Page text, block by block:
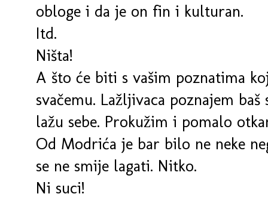
obloge i da je on fin i kulturan.
Itd.
Ništa!
A što će biti s vašim poznatima
svačemu. Lažljivaca poznajem
lažu sebe. Prokužim i pomalo
Od Modrića je bar bilo ne neke
se ne smije lagati. Nitko.
Ni suci!